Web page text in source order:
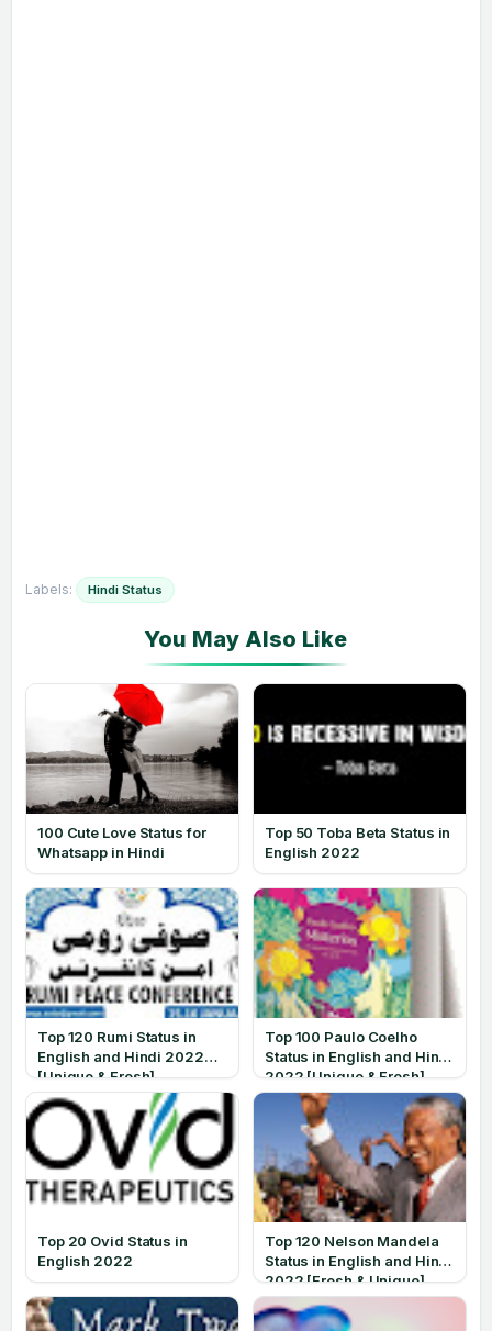
Labels: Hindi Status
100 Cute Love Status for
Whatsapp in Hindi
Top 50 Toba Beta Status in
English 2022
Top 120 Rumi Status in
English and Hindi 2022
[Unique & Fresh]
Top 100 Paulo Coelho
Status in English and Hindi
2022 [Unique & Fresh]
Top 20 Ovid Status in
English 2022
Top 120 Nelson Mandela
Status in English and Hindi
2022 [Fresh & Unique]